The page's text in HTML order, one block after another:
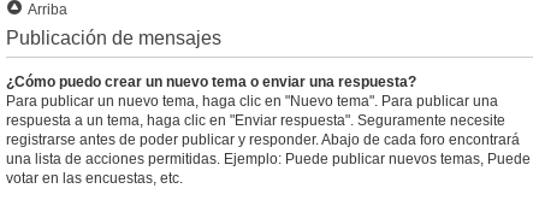
Arriba
Publicación de mensajes
¿Cómo puedo crear un nuevo tema o enviar una respuesta?
Para publicar un nuevo tema, haga clic en "Nuevo tema". Para publicar una
respuesta a un tema, haga clic en "Enviar respuesta". Seguramente necesite
registrarse antes de poder publicar y responder. Abajo de cada foro encontrará
una lista de acciones permitidas. Ejemplo: Puede publicar nuevos temas, Puede
votar en las encuestas, etc.